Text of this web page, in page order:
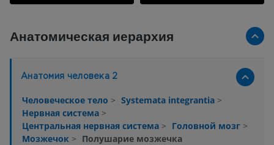
Анатомическая иерархия
Анатомия человека 2
Человеческое тело > Systemata integrantia >
Нервная система >
Центральная нервная система > Головной мозг >
Мозжечок > Полушарие мозжечка